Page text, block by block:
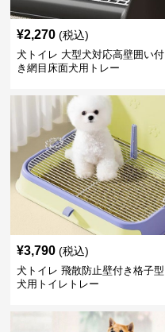
¥2,270 (税込)
犬トイレ 大型犬対応高壁囲い付
き網目床面犬用トレー
¥3,790 (税込)
犬トイレ 飛散防止壁付き格子型
犬用トイレトレー